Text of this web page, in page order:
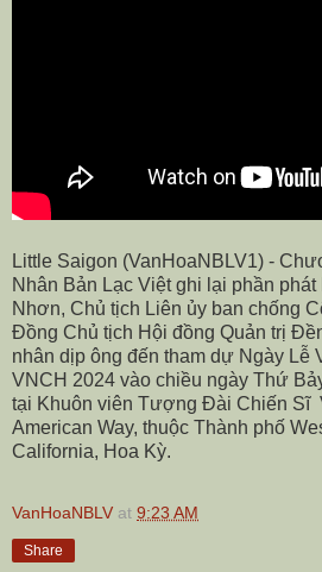
Little Saigon (VanHoaNBLV1) -
Nhân Bản Lạc Việt ghi lại phần
Nhơn, Chủ tịch Liên ủy ban chống
Đồng Chủ tịch Hội đồng Quản trị
nhân dịp ông đến tham dự Ngày Lễ
VNCH 2024 vào chiều ngày Thứ
tại Khuôn viên Tượng Đài Chiến Sĩ
American Way, thuộc Thành phố
California, Hoa Kỳ.
VanHoaNBLV at 9:23 AM
Share